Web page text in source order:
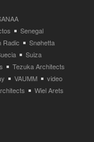
Senegal
Radic
Snøhetta
Suiza
Tezuka Architects
VAUMM
video
Wiel Arets